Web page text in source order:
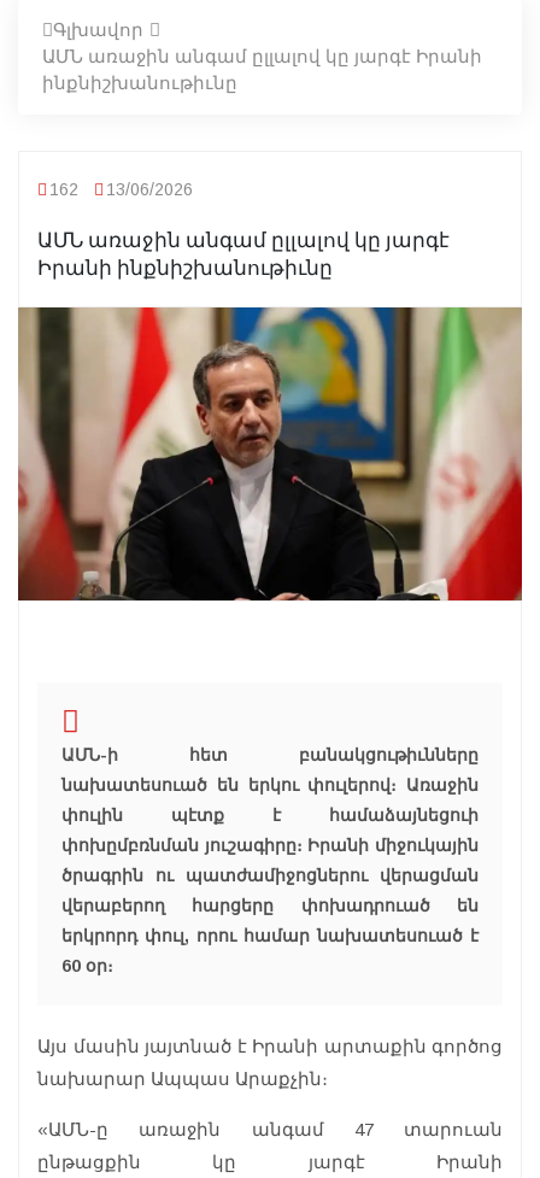
Գլխավոր
ԱՄՆ առաջին անգամ ըլլալով կը յարգէ Իրանի
ինքնիշխանութիւնը
162 13/06/2026
ԱՄՆ առաջին անգամ ըլլալով կը յարգէ
Իրանի ինքնիշխանութիւնը
ԱՄՆ-ի հետ բանակցութիւնները
նախատեսուած են երկու փուլերով։ Առաջին
փուլին պէտք է համաձայնեցուի
փոխըմբռնման յուշագիրը։ Իրանի միջուկային
ծրագրին ու պատժամիջոցներու վերացման
վերաբերող հարցերը փոխադրուած են
երկրորդ փուլ, որու համար նախատեսուած է
60 օր։
Այս մասին յայտնած է Իրանի արտաքին գործոց
նախարար Ապպաս Արաքչին։
«ԱՄՆ-ը առաջին անգամ 47 տարուան
ընթացքին կը յարգէ Իրանի